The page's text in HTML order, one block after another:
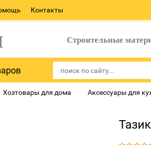
Контакты
Строительные
Хозтовары для дома Аксессуары для